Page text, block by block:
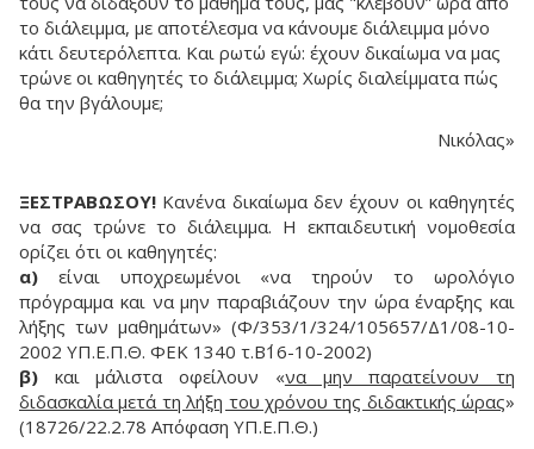
το διάλειμμα, με αποτέλεσμα να κάνουμε διάλειμμα μόνο
κάτι δευτερόλεπτα. Και ρωτώ εγώ: έχουν δικαίωμα να μας
τρώνε οι καθηγητές το διάλειμμα; Xωρίς διαλείμματα πώς
θα την βγάλουμε;
Νικόλας»
ΞΕΣΤΡΑΒΩΣΟΥ! Κανένα δικαίωμα δεν έχουν οι καθηγητές
να σας τρώνε το διάλειμμα. H εκπαιδευτική νομοθεσία
ορίζει ότι οι καθηγητές:
α) είναι υποχρεωμένοι «να τηρούν το ωρολόγιο
πρόγραμμα και να μην παραβιάζουν την ώρα έναρξης και
λήξης των μαθημάτων» (Φ/353/1/324/105657/Δ1/08-10-
2002 ΥΠ.Ε.Π.Θ. ΦΕΚ 1340 τ.Β΄16-10-2002)
β) και μάλιστα οφείλουν «να μην παρατείνουν τη
διδασκαλία μετά τη λήξη του χρόνου της διδακτικής ώρας»
(18726/22.2.78 Απόφαση YΠ.E.Π.Θ.)